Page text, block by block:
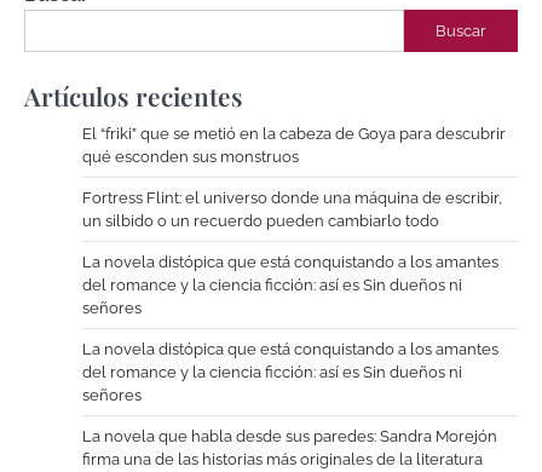
Buscar
Artículos recientes
El “friki” que se metió en la cabeza de Goya para descubrir
qué esconden sus monstruos
Fortress Flint: el universo donde una máquina de escribir,
un silbido o un recuerdo pueden cambiarlo todo
La novela distópica que está conquistando a los amantes
del romance y la ciencia ficción: así es Sin dueños ni
señores
La novela distópica que está conquistando a los amantes
del romance y la ciencia ficción: así es Sin dueños ni
señores
La novela que habla desde sus paredes: Sandra Morejón
firma una de las historias más originales de la literatura